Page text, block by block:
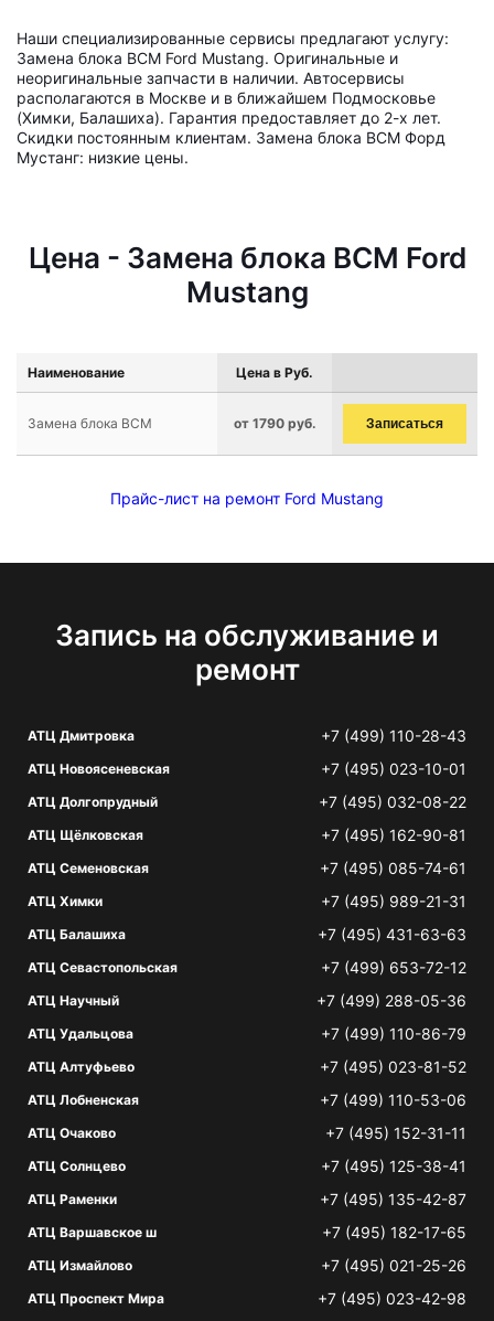
Наши специализированные сервисы предлагают услугу:
Замена блока BCM Ford Mustang. Оригинальные и
неоригинальные запчасти в наличии. Автосервисы
располагаются в Москве и в ближайшем Подмосковье
(Химки, Балашиха). Гарантия предоставляет до 2-х лет.
Скидки постоянным клиентам. Замена блока BCM Форд
Мустанг: низкие цены.
Цена - Замена блока BCM Ford
Mustang
Наименование Цена в Руб.
Замена блока BCM от 1790 руб. Записаться
Прайс-лист на ремонт Ford Mustang
Запись на обслуживание и
ремонт
АТЦ Дмитровка +7 (499) 110-28-43
АТЦ Новоясеневская +7 (495) 023-10-01
АТЦ Долгопрудный +7 (495) 032-08-22
АТЦ Щёлковская +7 (495) 162-90-81
АТЦ Семеновская +7 (495) 085-74-61
АТЦ Химки +7 (495) 989-21-31
АТЦ Балашиха +7 (495) 431-63-63
АТЦ Севастопольская +7 (499) 653-72-12
АТЦ Научный +7 (499) 288-05-36
АТЦ Удальцова +7 (499) 110-86-79
АТЦ Алтуфьево +7 (495) 023-81-52
АТЦ Лобненская +7 (499) 110-53-06
АТЦ Очаково +7 (495) 152-31-11
АТЦ Солнцево +7 (495) 125-38-41
АТЦ Раменки +7 (495) 135-42-87
АТЦ Варшавское ш +7 (495) 182-17-65
АТЦ Измайлово +7 (495) 021-25-26
АТЦ Проспект Мира +7 (495) 023-42-98